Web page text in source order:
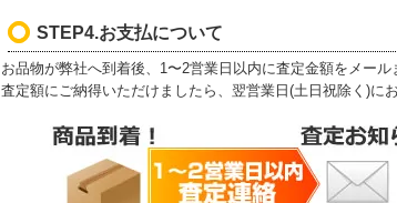
STEP4.お支払について
お品物が弊社へ到着後、1〜2営業日以内に査定金額をメール
査定額にご納得いただけましたら、翌営業日(土日祝除く)に